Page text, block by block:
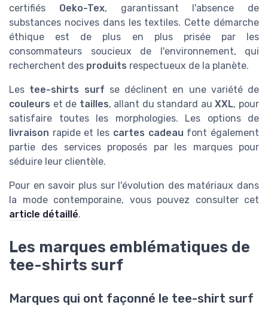
certifiés Oeko-Tex, garantissant l'absence de
substances nocives dans les textiles. Cette démarche
éthique est de plus en plus prisée par les
consommateurs soucieux de l'environnement, qui
recherchent des produits respectueux de la planète.
Les tee-shirts surf se déclinent en une variété de
couleurs et de tailles, allant du standard auXXL, pour
satisfaire toutes les morphologies. Les options de
livraison rapide et les cartes cadeau font également
partie des services proposés par les marques pour
séduire leur clientèle.
Pour en savoir plus sur l'évolution des matériaux dans
la mode contemporaine, vous pouvez consulter cet
article détaillé.
Les marques emblématiques de
tee-shirts surf
Marques qui ont façonné le tee-shirt surf